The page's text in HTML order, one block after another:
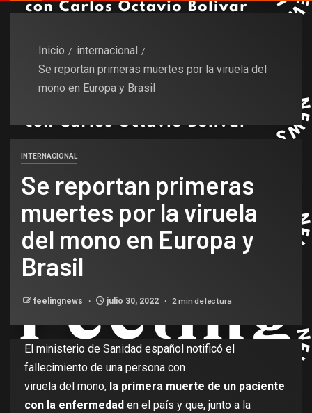
Inicio
internacional
Se reportan primeras muertes por la viruela del
mono en Europa y Brasil
INTERNACIONAL
Se reportan primeras
muertes por la viruela
del mono en Europa y
Brasil
feelingnews julio 30, 2022 2 min de lectura
El ministerio de Sanidad español notificó el
fallecimiento de una persona con
viruela del mono, la primera muerte de un paciente
con la enfermedad en el país y que, junto a la